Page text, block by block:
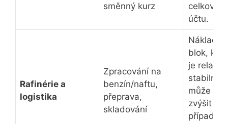
směnný kurz
účtu.
Rafinérie a
logistika
Zpracování na
benzín/naftu,
přeprava,
skladování
blok,
je
stabilní,
může se
zvýšit v
případě